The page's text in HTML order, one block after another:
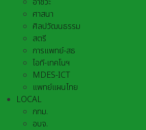
ศาสนา
ศิลปวัฒนธรรม
สตรี
การแพทย์-สธ
ไอที-เทคโนฯ
MDES-ICT
แพทย์แผนไทย
LOCAL
กทม.
อบจ.